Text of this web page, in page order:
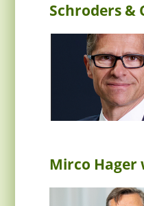
Schroders &
Mirco Hager